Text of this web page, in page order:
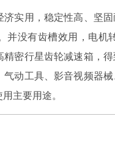
实用，稳定性高、坚
并没有齿槽效用，电
密行星齿轮减速箱，
动工具、影音视频器
主要用途。